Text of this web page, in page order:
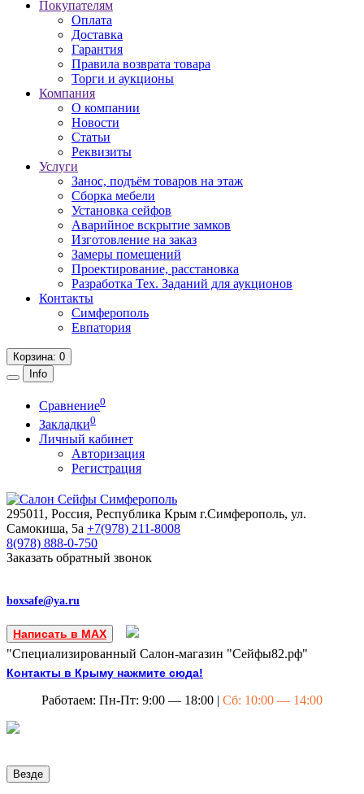
Покупателям
Оплата
Доставка
Гарантия
Правила возврата товара
Торги и аукционы
Компания
О компании
Новости
Статьи
Реквизиты
Услуги
Занос, подъём товаров на этаж
Сборка мебели
Установка сейфов
Аварийное вскрытие замков
Изготовление на заказ
Замеры помещений
Проектирование, расстановка
Разработка Тех. Заданий для аукционов
Контакты
Симферополь
Евпатория
Корзина: 0
Info
Сравнение0
Закладки0
Личный кабинет
Авторизация
Регистрация
295011, Россия, Республика Крым г.Симферополь, ул.
Самокиша, 5а +7(978) 211-8008
8(978) 888-0-750
Заказать обратный звонок
boxsafe@ya.ru
Написать в MAX
"Специализированный Салон-магазин "Сейфы82.рф"
Контакты в Крыму нажмите сюда!
Работаем: Пн-Пт: 9:00 — 18:00 | Сб: 10:00 — 14:00
Везде